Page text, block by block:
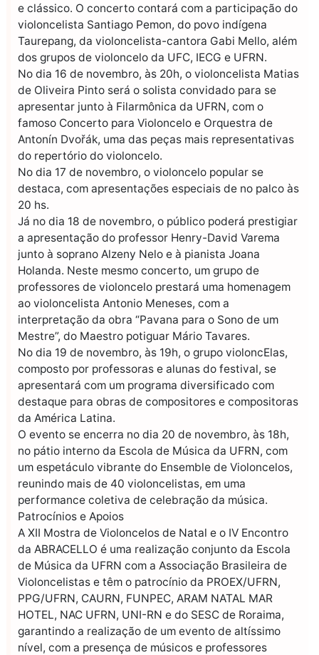
e clássico. O concerto contará com a participação do
violoncelista Santiago Pemon, do povo indígena
Taurepang, da violoncelista-cantora Gabi Mello, além
dos grupos de violoncelo da UFC, IECG e UFRN.
No dia 16 de novembro, às 20h, o violoncelista Matias
de Oliveira Pinto será o solista convidado para se
apresentar junto à Filarmônica da UFRN, com o
famoso Concerto para Violoncelo e Orquestra de
Antonín Dvořák, uma das peças mais representativas
do repertório do violoncelo.
No dia 17 de novembro, o violoncelo popular se
destaca, com apresentações especiais de no palco às
20 hs.
Já no dia 18 de novembro, o público poderá prestigiar
a apresentação do professor Henry-David Varema
junto à soprano Alzeny Nelo e à pianista Joana
Holanda. Neste mesmo concerto, um grupo de
professores de violoncelo prestará uma homenagem
ao violoncelista Antonio Meneses, com a
interpretação da obra “Pavana para o Sono de um
Mestre”, do Maestro potiguar Mário Tavares.
No dia 19 de novembro, às 19h, o grupo violoncElas,
composto por professoras e alunas do festival, se
apresentará com um programa diversificado com
destaque para obras de compositores e compositoras
da América Latina.
O evento se encerra no dia 20 de novembro, às 18h,
no pátio interno da Escola de Música da UFRN, com
um espetáculo vibrante do Ensemble de Violoncelos,
reunindo mais de 40 violoncelistas, em uma
performance coletiva de celebração da música.
Patrocínios e Apoios
A XII Mostra de Violoncelos de Natal e o IV Encontro
da ABRACELLO é uma realização conjunto da Escola
de Música da UFRN com a Associação Brasileira de
Violoncelistas e têm o patrocínio da PROEX/UFRN,
PPG/UFRN, CAURN, FUNPEC, ARAM NATAL MAR
HOTEL, NAC UFRN, UNI-RN e do SESC de Roraima,
garantindo a realização de um evento de altíssimo
nível, com a presença de músicos e professores